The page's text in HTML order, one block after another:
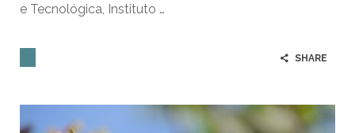
e Tecnológica, Instituto …
SHARE